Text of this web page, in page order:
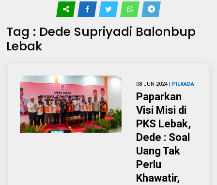
Tag : Dede Supriyadi Balonbup
Lebak
08 JUN 2024 | PILKADA
Paparkan
Visi Misi di
PKS Lebak,
Dede : Soal
Uang Tak
Perlu
Khawatir,